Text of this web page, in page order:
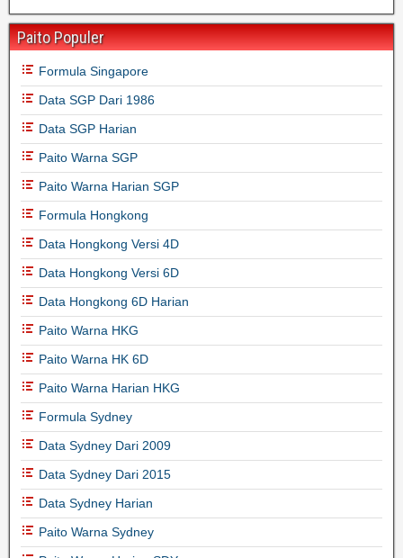
Paito Populer
Formula Singapore
Data SGP Dari 1986
Data SGP Harian
Paito Warna SGP
Paito Warna Harian SGP
Formula Hongkong
Data Hongkong Versi 4D
Data Hongkong Versi 6D
Data Hongkong 6D Harian
Paito Warna HKG
Paito Warna HK 6D
Paito Warna Harian HKG
Formula Sydney
Data Sydney Dari 2009
Data Sydney Dari 2015
Data Sydney Harian
Paito Warna Sydney